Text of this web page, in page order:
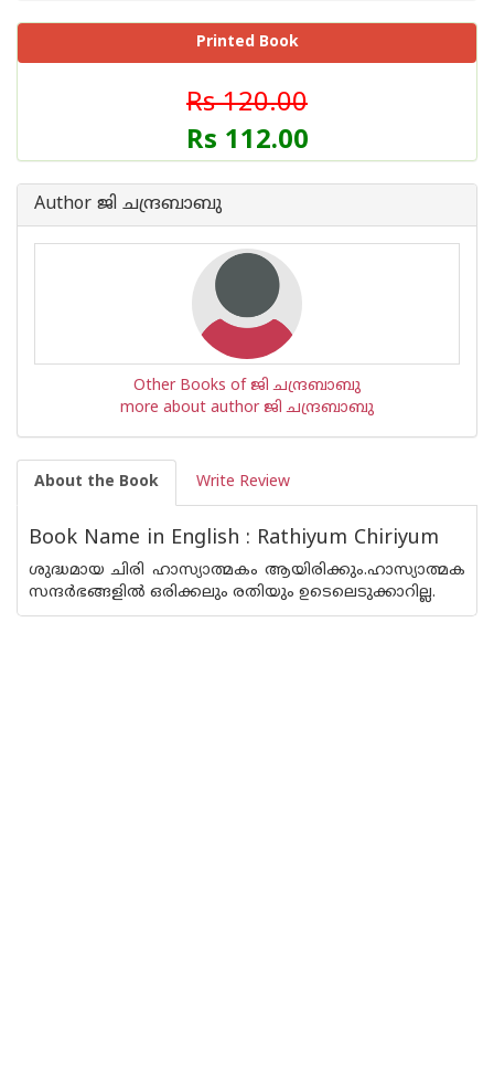
Printed Book
Rs 120.00
Rs 112.00
Author ജി ചന്ദ്രബാബു
Other Books of ജി ചന്ദ്രബാബു
more about author ജി ചന്ദ്രബാബു
About the Book Write Review
Book Name in English : Rathiyum Chiriyum
ശുദ്ധമായ ചിരി ഹാസ്യാത്മകം ആയിരിക്കും.ഹാസ്യാത്മക
സന്ദര്‍ഭങ്ങളില്‍ ഒരിക്കലും രതിയും ഉടെലെടുക്കാറില്ല.